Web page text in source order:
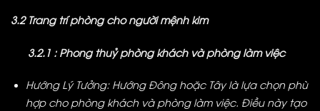
3.2 Trang trí phòng cho người mệnh kim
3.2.1 : Phong thuỷ phòng khách và phòng làm việc
Hướng Lý Tưởng: Hướng Đông hoặc Tây là lựa chọn phù
hợp cho phòng khách và phòng làm việc. Điều này tạo